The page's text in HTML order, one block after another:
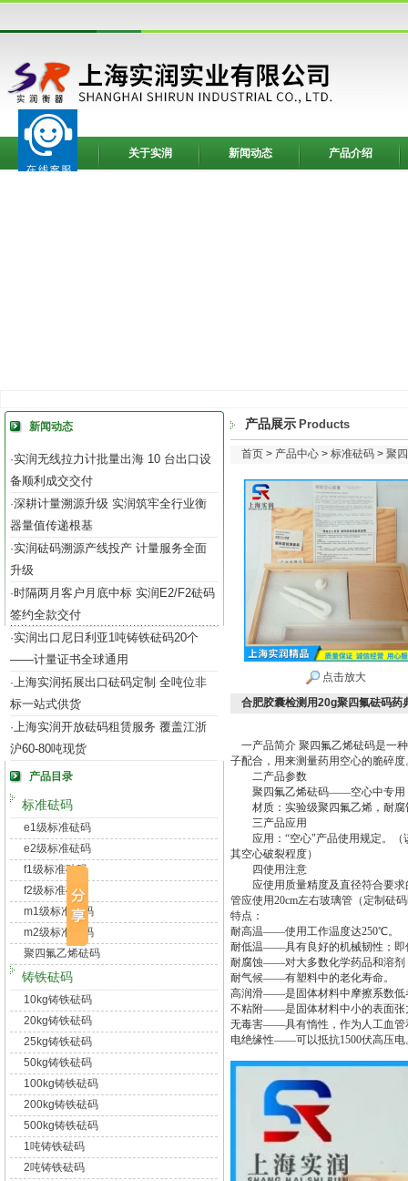
网站首页 关于实润 新闻动态 产品介绍
新闻动态
·实润无线拉力计批量出海 10 台出口设
备顺利成交交付
·深耕计量溯源升级 实润筑牢全行业衡
器量值传递根基
·实润砝码溯源产线投产 计量服务全面
升级
·时隔两月客户月底中标 实润E2/F2砝码
签约全款交付
·实润出口尼日利亚1吨铸铁砝码20个
——计量证书全球通用
·上海实润拓展出口砝码定制 全吨位非
标一站式供货
·上海实润开放砝码租赁服务 覆盖江浙
沪60-80吨现货
产品目录
标准砝码
e1级标准砝码
e2级标准砝码
f1级标准砝码
f2级标准砝码
m1级标准砝码
m2级标准砝码
聚四氟乙烯砝码
铸铁砝码
10kg铸铁砝码
20kg铸铁砝码
25kg铸铁砝码
50kg铸铁砝码
100kg铸铁砝码
200kg铸铁砝码
500kg铸铁砝码
1吨铸铁砝码
2吨铸铁砝码
产品展示 Products
首页 > 产品中心 > 标准砝码 > 聚
点击放大
合肥胶囊检测用20g聚四氟砝码药
一产品简介 聚四氟乙烯砝码是一
子配合，用来测量药用空心的脆碎度
二产品参数
聚四氟乙烯砝码——空心中专用
材质：实验级聚四氟乙烯，耐腐
三产品应用
应用：“空心"产品使用规定。（
其空心破裂程度）
四使用注意
应使用质量精度及直径符合要求
管应使用20cm左右玻璃管（定制砝
特点：
耐高温——使用工作温度达250℃。
耐低温——具有良好的机械韧性；即
耐腐蚀——对大多数化学药品和溶剂
耐气候——有塑料中的老化寿命。
高润滑——是固体材料中摩擦系数低
不粘附——是固体材料中小的表面张
无毒害——具有惰性，作为人工血管
电绝缘性——可以抵抗1500伏高压电